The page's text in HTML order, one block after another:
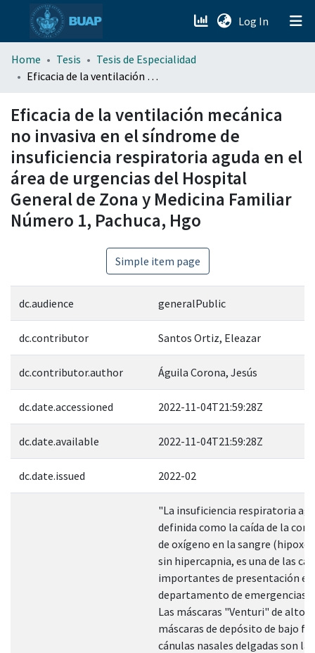
Log In (current)
menu.section.about_menu
Home Tesis
Tesis de Especialidad
Eficacia de la ventilación mecánica no invasiva en el síndrome de insuficiencia respiratoria aguda en el área de urgencias del Hospital General de Zona y Medicina Familiar Número 1, Pachuca, Hgo
Eficacia de la ventilación mecánica
no invasiva en el síndrome de
insuficiencia respiratoria aguda en el
área de urgencias del Hospital
General de Zona y Medicina Familiar
Número 1, Pachuca, Hgo
Simple item page
dc.audience generalPublic
dc.contributor Santos Ortiz, Eleazar
dc.contributor.author Águila Corona, Jesús
dc.date.accessioned 2022-11-04T21:59:28Z
dc.date.available 2022-11-04T21:59:28Z
dc.date.issued 2022-02
"La insuficiencia respiratoria
definida como la caída de la
de oxígeno en la sangre
sin hipercapnia, es una de las
importantes de presentación
departamento de emergencias
Las máscaras "Venturi" de alto
máscaras de depósito de bajo
cánulas nasales delgadas son